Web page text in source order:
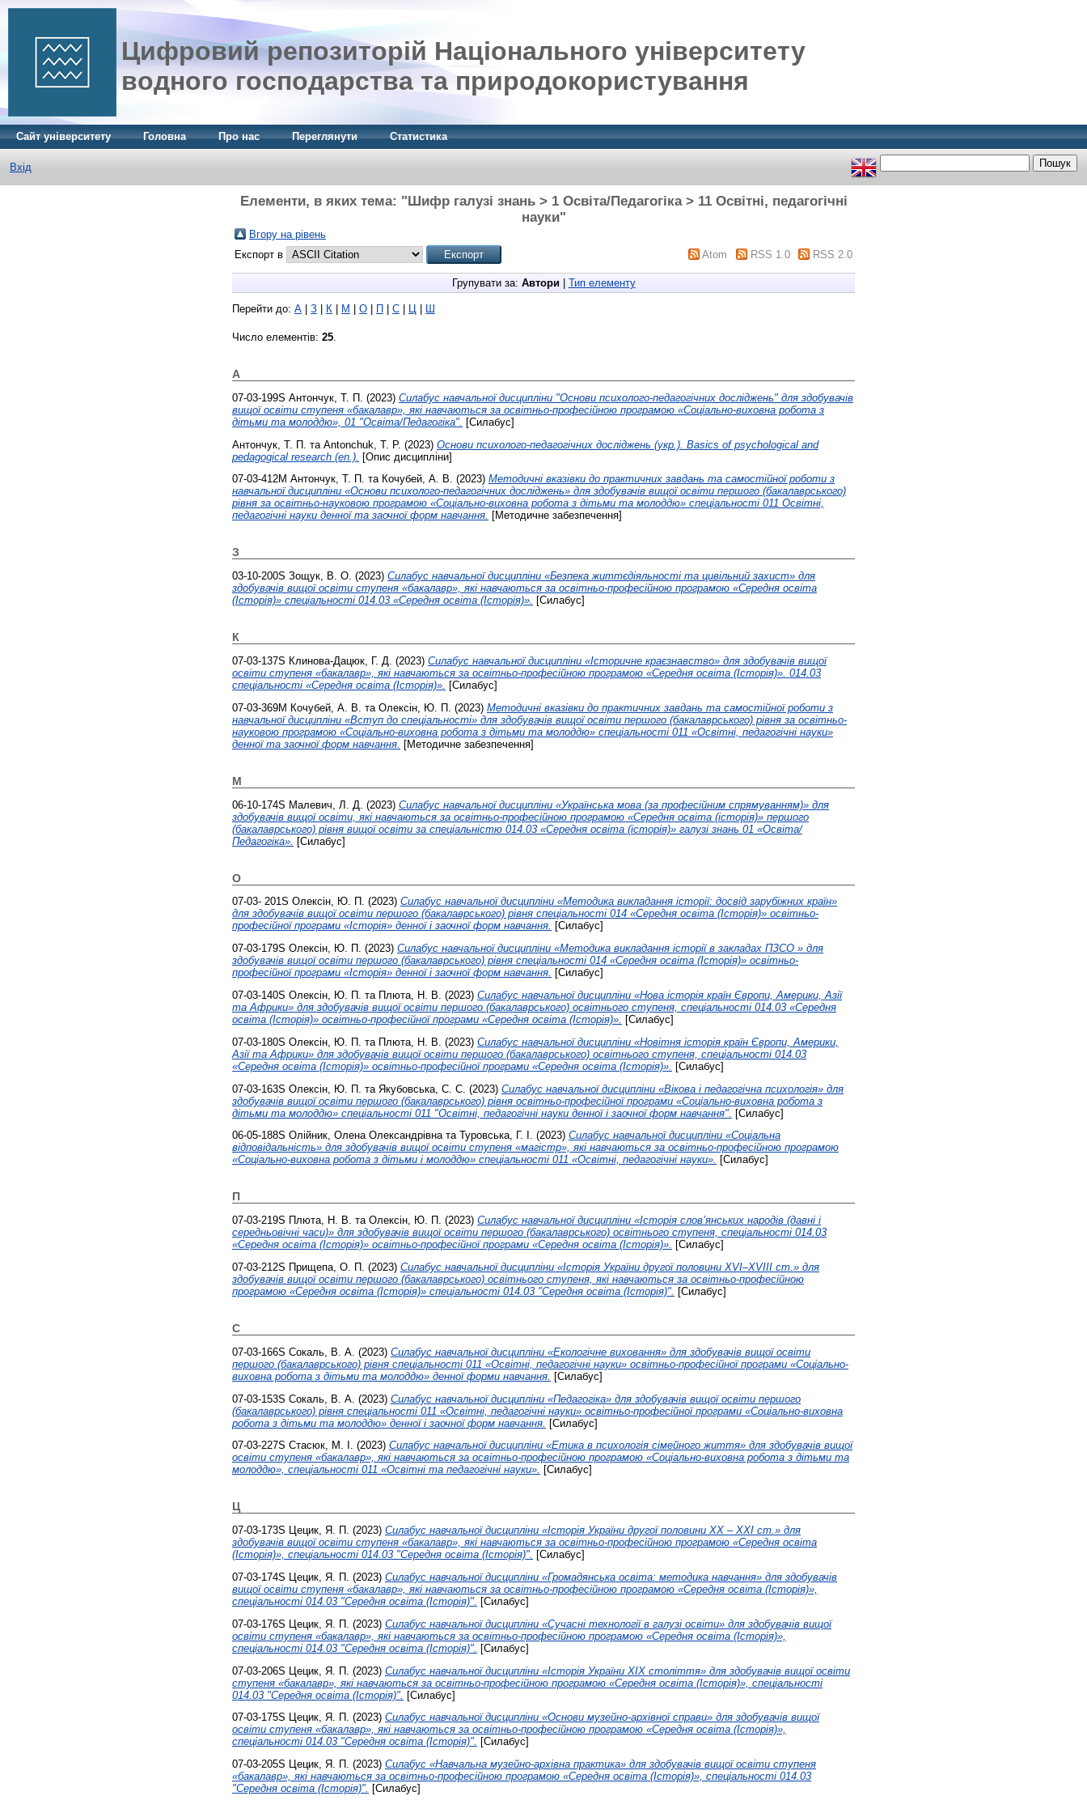
Цифровий репозиторій Національного університету
водного господарства та природокористування
Сайт університету Головна Про нас Переглянути Статистика
Вхід
Елементи, в яких тема: "Шифр галузі знань > 1 Освіта/Педагогіка > 11 Освітні, педагогічні
науки"
Вгору на рівень
Експорт в
Atom RSS 1.0 RSS 2.0
Групувати за: Автори| Тип елементу
Перейти до: А З К М О П С Ц Ш
Число елементів: 25.
А
07-03-199S Антончук, Т. П. (2023) Силабус навчальної дисципліни "Основи психолого-педагогічних досліджень" для здобувачів
вищої освіти ступеня «бакалавр», які навчаються за освітньо-професійною програмою «Соціально-виховна робота з
дітьми та молоддю», 01 "Освіта/Педагогіка".
[Силабус]
Антончук, Т. П. та Antonchuk, T. P. (2023) Основи психолого-педагогічних досліджень (укр.). Basics of psychological and
pedagogical research (en.). [Опис дисципліни]
07-03-412М Антончук, Т. П. та Кочубей, А. В. (2023) Методичні вказівки до практичних завдань та самостійної роботи з
навчальної дисципліни «Основи психолого-педагогічних досліджень» для здобувачів вищої освіти першого (бакалаврського)
рівня за освітньо-науковою програмою «Соціально-виховна робота з дітьми та молоддю» спеціальності 011 Освітні,
педагогічні науки денної та заочної форм навчання. [Методичне забезпечення]
З
03-10-200S Зощук, В. О. (2023) Силабус навчальної дисципліни «Безпека життєдіяльності та цивільний захист» для
здобувачів вищої освіти ступеня «бакалавр», які навчаються за освітньо-професійною програмою «Середня освіта
(Історія)» спеціальності 014.03 «Середня освіта (Історія)». [Силабус]
К
07-03-137S Клинова-Дацюк, Г. Д. (2023) Силабус навчальної дисципліни «Історичне краєзнавство» для здобувачів вищої
освіти ступеня «бакалавр», які навчаються за освітньо-професійною програмою «Середня освіта (Історія)». 014.03
спеціальності «Середня освіта (Історія)».
[Силабус]
07-03-369М Кочубей, А. В. та Олексін, Ю. П. (2023) Методичні вказівки до практичних завдань та самостійної роботи з
навчальної дисципліни «Вступ до спеціальності» для здобувачів вищої освіти першого (бакалаврського) рівня за освітньо-
науковою програмою «Соціально-виховна робота з дітьми та молоддю» спеціальності 011 «Освітні, педагогічні науки»
денної та заочної форм навчання.
[Методичне забезпечення]
М
06-10-174S Малевич, Л. Д. (2023) Силабус навчальної дисципліни «Українська мова (за професійним спрямуванням)» для
здобувачів вищої освіти, які навчаються за освітньо-професійною програмою «Середня освіта (історія)» першого
(бакалаврського) рівня вищої освіти за спеціальністю 014.03 «Середня освіта (історія)» галузі знань 01 «Освіта/
Педагогіка». [Силабус]
О
07-03- 201S Олексін, Ю. П. (2023) Силабус навчальної дисципліни «Методика викладання історії: досвід зарубіжних країн»
для здобувачів вищої освіти першого (бакалаврського) рівня спеціальності 014 «Середня освіта (Історія)» освітньо-
професійної програми «Історія» денної і заочної форм навчання. [Силабус]
07-03-179S Олексін, Ю. П. (2023) Силабус навчальної дисципліни «Методика викладання історії в закладах ПЗСО » для
здобувачів вищої освіти першого (бакалаврського) рівня спеціальності 014 «Середня освіта (Історія)» освітньо-
професійної програми «Історія» денної і заочної форм навчання. [Силабус]
07-03-140S Олексін, Ю. П. та Плюта, Н. В. (2023) Силабус навчальної дисципліни «Нова історія країн Європи, Америки, Азії
та Африки» для здобувачів вищої освіти першого (бакалаврського) освітнього ступеня, спеціальності 014.03 «Cередня
освіта (Історія)» освітньо-професійної програми «Cередня освіта (Історія)».
[Силабус]
07-03-180S Олексін, Ю. П. та Плюта, Н. В. (2023) Силабус навчальної дисципліни «Новітня історія країн Європи, Америки,
Азії та Африки» для здобувачів вищої освіти першого (бакалаврського) освітнього ступеня, спеціальності 014.03
«Cередня освіта (Історія)» освітньо-професійної програми «Cередня освіта (Історія)».
[Силабус]
07-03-163S Олексін, Ю. П. та Якубовська, С. С. (2023) Силабус навчальної дисципліни «Вікова і педагогічна психологія» для
здобувачів вищої освіти першого (бакалаврського) рівня освітньо-професійної програми «Соціально-виховна робота з
дітьми та молоддю» спеціальності 011 "Освітні, педагогічні науки денної і заочної форм навчання". [Силабус]
06-05-188S Олійник, Олена Олександрівната Туровська, Г. І. (2023) Силабус навчальної дисципліни «Соціальна
відповідальність» для здобувачів вищої освіти ступеня «магістр», які навчаються за освітньо-професійною програмою
«Соціально-виховна робота з дітьми і молоддю» спеціальності 011 «Освітні, педагогічні науки». [Силабус]
П
07-03-219S Плюта, Н. В. та Олексін, Ю. П. (2023) Силабус навчальної дисципліни «Історія слов’янських народів (давні і
середньовічні часи)» для здобувачів вищої освіти першого (бакалаврського) освітнього ступеня, спеціальності 014.03
«Cередня освіта (Історія)» освітньо-професійної програми «Cередня освіта (Історія)». [Силабус]
07-03-212S Прищепа, О. П. (2023) Силабус навчальної дисципліни «Історія України другої половини ХVІ–ХVІІІ ст.» для
здобувачів вищої освіти першого (бакалаврського) освітнього ступеня, які навчаються за освітньо-професійною
програмою «Середня освіта (Історія)» спеціальності 014.03 "Середня освіта (Історія)".
[Силабус]
С
07-03-166S Сокаль, В. А. (2023) Силабус навчальної дисципліни «Екологічне виховання» для здобувачів вищої освіти
першого (бакалаврського) рівня спеціальності 011 «Освітні, педагогічні науки» освітньо-професійної програми «Соціально-
виховна робота з дітьми та молоддю» денної форми навчання.
[Силабус]
07-03-153S Сокаль, В. А. (2023) Силабус навчальної дисципліни «Педагогіка» для здобувачів вищої освіти першого
(бакалаврського) рівня спеціальності 011 «Освітні, педагогічні науки» освітньо-професійної програми «Соціально-виховна
робота з дітьми та молоддю» денної і заочної форм навчання. [Силабус]
07-03-227S Стасюк, М. І. (2023) Силабус навчальної дисципліни «Етика в психологія сімейного життя» для здобувачів вищої
освіти ступеня «бакалавр», які навчаються за освітньо-професійною програмою «Соціально-виховна робота з дітьми та
молоддю», спеціальності 011 «Освітні та педагогічні науки». [Силабус]
Ц
07-03-173S Цецик, Я. П. (2023) Силабус навчальної дисципліни «Історія України другої половини ХХ – ХХІ ст.» для
здобувачів вищої освіти ступеня «бакалавр», які навчаються за освітньо-професійною програмою «Середня освіта
(Історія)», спеціальності 014.03 "Середня освіта (Історія)". [Силабус]
07-03-174S
Цецик, Я. П. (2023) Силабус навчальної дисципліни «Громадянська освіта: методика навчання» для здобувачів
вищої освіти ступеня «бакалавр», які навчаються за освітньо-професійною програмою «Середня освіта (Історія)»,
спеціальності 014.03 "Середня освіта (Історія)".
[Силабус]
07-03-176S Цецик, Я. П. (2023) Силабус навчальної дисципліни «Сучасні технології в галузі освіти» для здобувачів вищої
освіти ступеня «бакалавр», які навчаються за освітньо-професійною програмою «Середня освіта (Історія)»,
спеціальності 014.03 "Середня освіта (Історія)". [Силабус]
07-03-206S Цецик, Я. П. (2023) Силабус навчальної дисципліни «Історія України ХІХ століття» для здобувачів вищої освіти
ступеня «бакалавр», які навчаються за освітньо-професійною програмою «Середня освіта (Історія)», спеціальності
014.03 "Середня освіта (Історія)". [Силабус]
07-03-175S Цецик, Я. П. (2023) Силабус навчальної дисципліни «Основи музейно-архівної справи» для здобувачів вищої
освіти ступеня «бакалавр», які навчаються за освітньо-професійною програмою «Середня освіта (Історія)»,
спеціальності 014.03 "Середня освіта (Історія)". [Силабус]
07-03-205S Цецик, Я. П. (2023) Силабус «Навчальна музейно-архівна практика» для здобувачів вищої освіти ступеня
«бакалавр», які навчаються за освітньо-професійною програмою «Середня освіта (Історія)», спеціальності 014.03
"Середня освіта (Історія)". [Силабус]